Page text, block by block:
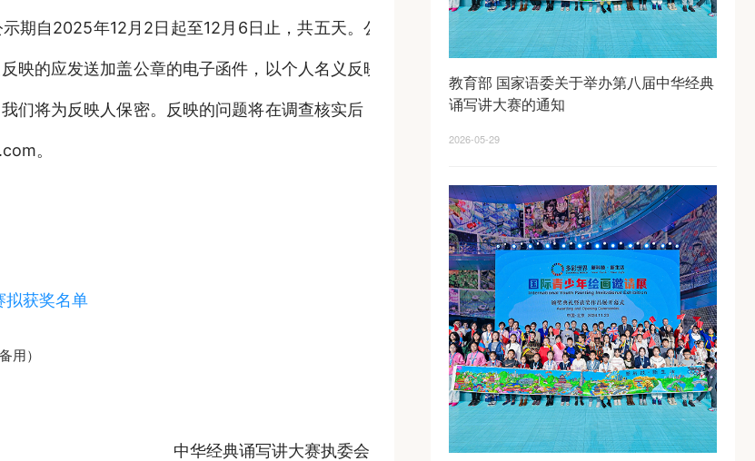
期自2025年12月2日起至12月6日止，共五天。公示
映的应发送加盖公章的电子函件，以个人名义反映的
们将为反映人保密。反映的问题将在调查核实后，由
。
拟获奖名单
用）
中华经典诵写讲大赛执委会
教育部 国家语委关于举办第八届中华经典
诵写讲大赛的通知
2026-05-29